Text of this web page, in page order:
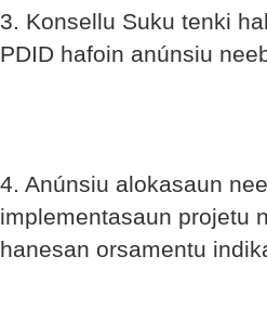
3. Konsellu Suku tenki
PDID hafoin anúnsiu
4. Anúnsiu alokasaun
implementasaun projetu
hanesan orsamentu